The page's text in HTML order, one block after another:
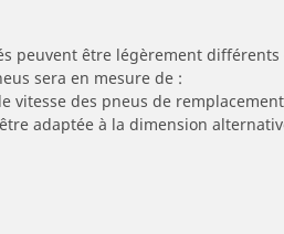
peuvent être légèrement
sera en mesure de :
vitesse des pneus de
adaptée à la dimension